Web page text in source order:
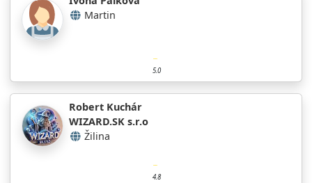
Martin
5.0
Robert Kuchár
WIZARD.SK s.r.o
Žilina
4.8